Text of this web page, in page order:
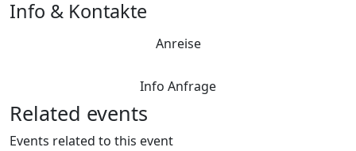
Info & Kontakte
Anreise
Info Anfrage
Related events
Events related to this event